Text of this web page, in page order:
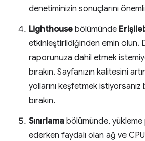
denetiminizin sonuçlarını
Lighthouse bölümünde
etkinleştirildiğinden emin olun.
raporunuza dahil etmek
bırakın. Sayfanızın kalitesini
yollarını keşfetmek istiyorsanız
bırakın.
Sınırlama bölümünde, yükleme
ederken faydalı olan ağ ve